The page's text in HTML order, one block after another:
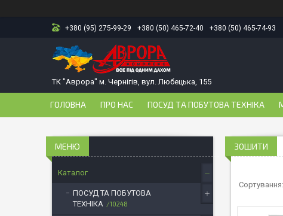
+380 (95) 275-99-29 +380 (50) 465-72-40 +380 (50) 465-74-93
ТК "Аврора" м. Чернігів, вул. Любецька, 155
ГОЛОВНА ПРО НАС ПОСУД ТА ПОБУТОВА ТЕХНІКА
ЗОШИТИ
Каталог
ПОСУД ТА ПОБУТОВА
ТЕХНІКА
10248